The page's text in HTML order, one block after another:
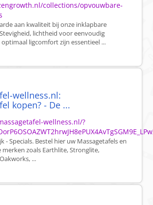
collections/opvouwbare-
aan kwaliteit bij onze inklapbare
lichtheid voor eenvoudig
ligcomfort zijn essentieel ...
wellness.nl:
kopen? - De ...
wellness.nl/?
- Specials. Bestel hier uw Massagetafels en
merken zoals Earthlite, Stronglite,
...